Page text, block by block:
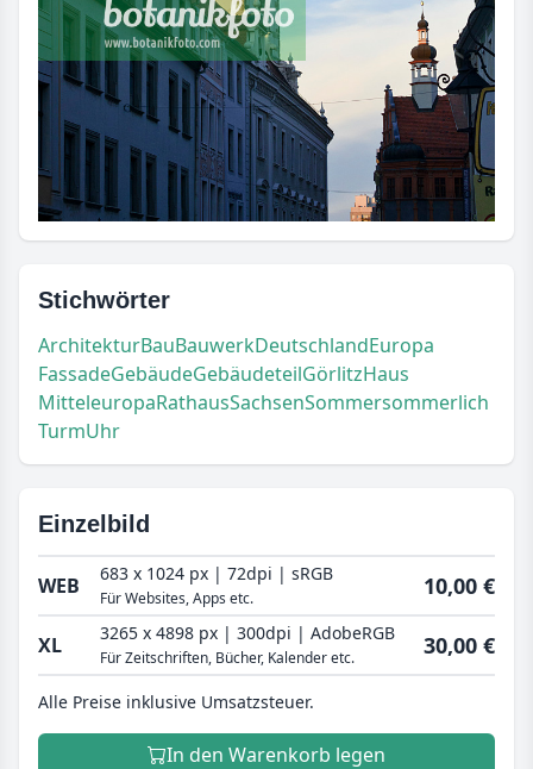
Stichwörter
ArchitekturBauBauwerkDeutschlandEuropa
FassadeGebäudeGebäudeteilGörlitzHaus
MitteleuropaRathausSachsenSommersommerlich
TurmUhr
Einzelbild
WEB 683 x 1024 px | 72dpi | sRGB
Für Websites, Apps etc. 10,00 €
XL 3265 x 4898 px | 300dpi | AdobeRGB
Für Zeitschriften, Bücher, Kalender etc. 30,00 €
Alle Preise inklusive Umsatzsteuer.
In den Warenkorb legen